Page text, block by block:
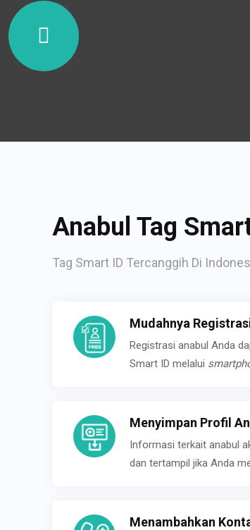
Anabul Tag
Tag Smart ID Tercanggih Di
Mudahnya
Registrasi anabul Anda
Smart ID melalui
Menyimpan Profil
Informasi terkait anabul
dan tertampil jika Anda
Menambahkan